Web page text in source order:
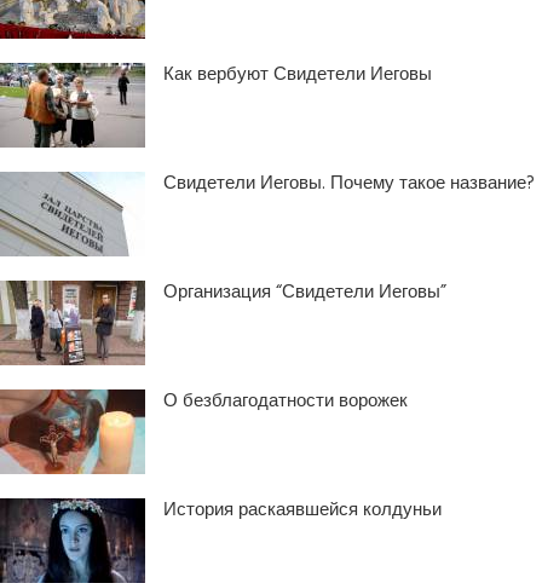
Как вербуют Свидетели Иеговы
Свидетели Иеговы. Почему такое название?
Организация “Свидетели Иеговы”
О безблагодатности ворожек
История раскаявшейся колдуньи